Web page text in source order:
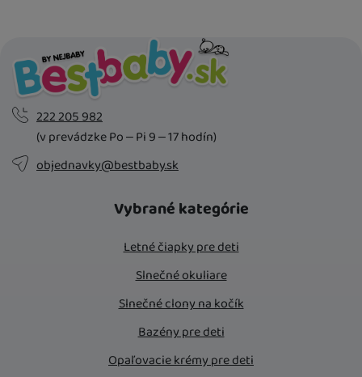
222 205 982
(v prevádzke Po – Pi 9 – 17 hodín)
objednavky@bestbaby.sk
Vybrané kategórie
Letné čiapky pre deti
Slnečné okuliare
Slnečné clony na kočík
Bazény pre deti
Opaľovacie krémy pre deti